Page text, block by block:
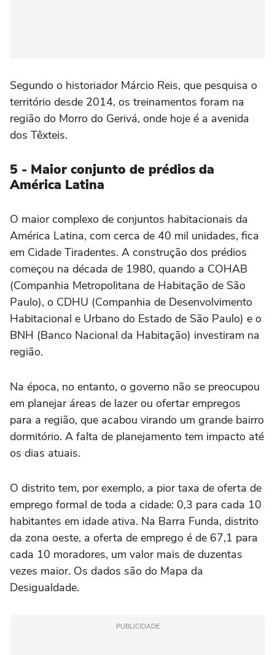
Segundo o historiador Márcio Reis, que pesquisa o
território desde 2014, os treinamentos foram na
região do Morro do Gerivá, onde hoje é a avenida
dos Têxteis.
5 - Maior conjunto de prédios da
América Latina
O maior complexo de conjuntos habitacionais da
América Latina, com cerca de 40 mil unidades, fica
em Cidade Tiradentes. A construção dos prédios
começou na década de 1980, quando a COHAB
(Companhia Metropolitana de Habitação de São
Paulo), o CDHU (Companhia de Desenvolvimento
Habitacional e Urbano do Estado de São Paulo) e o
BNH (Banco Nacional da Habitação) investiram na
região.
Na época, no entanto, o governo não se preocupou
em planejar áreas de lazer ou ofertar empregos
para a região, que acabou virando um grande bairro
dormitório. A falta de planejamento tem impacto até
os dias atuais.
O distrito tem, por exemplo, a pior taxa de oferta de
emprego formal de toda a cidade: 0,3 para cada 10
habitantes em idade ativa. Na Barra Funda, distrito
da zona oeste, a oferta de emprego é de 67,1 para
cada 10 moradores, um valor mais de duzentas
vezes maior. Os dados são do Mapa da
Desigualdade.
PUBLICIDADE